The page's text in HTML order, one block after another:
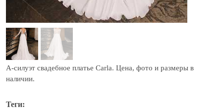
А-силуэт свадебное платье Carla. Цена, фото и размеры в
наличии.
Теги